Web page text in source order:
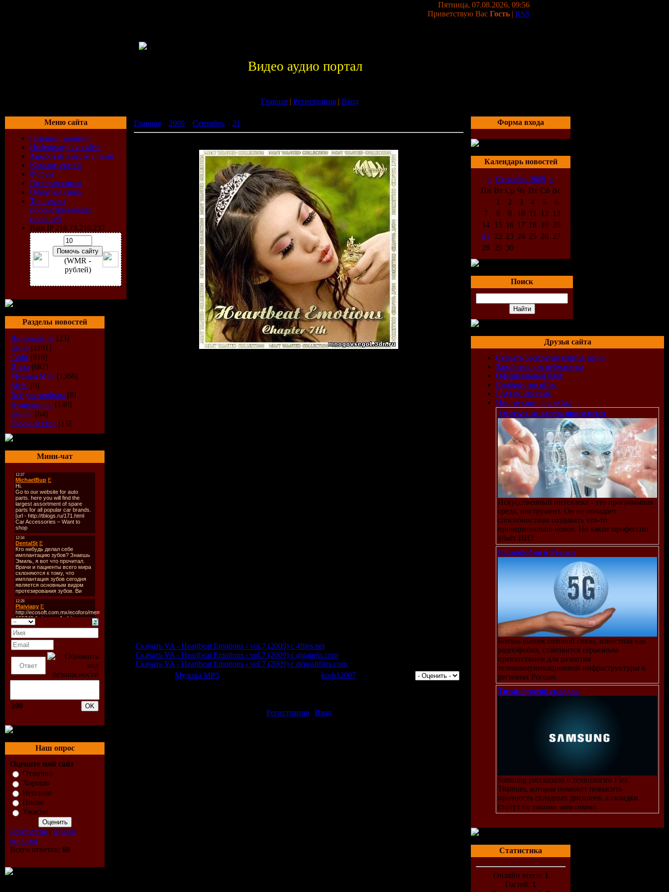
Пятница, 07.08.2026, 09:56
Приветствую Вас Гость | RSS
Видео аудио портал
Главная| Регистрация| Вход
Меню сайта
Главная страница
Информация о сайте
Заработай вместе с нами
Каталог статей
Форум
Гостевая книга
Обратная связь
Топ самых
просматриваемых
новостей
Ваш IP 216.73.216.237
(WMR -
рублей)
Разделы новостей
Видеоклипы [23]
Кино [1101]
Софт [810]
Игры [687]
Музыка МР3 [1366]
Metal [0]
Всё для мобилы [8]
Аудиокниги [140]
Книги [64]
Рабочий стол [15]
Мини-чат
200
Наш опрос
Оцените мой сайт
Отлично
Хорошо
Неплохо
Плохо
Ужасно
Результаты | Архив
опросов
Всего ответов: 68
Главная 2009 Сентябрь 21
Скачать VA - Heartbeat Emotions - vol.7 (2009) с 4files.net
Скачать VA - Heartbeat Emotions - vol.7 (2009) с gigapeta.com
Скачать VA - Heartbeat Emotions - vol.7 (2009) с depositfiles.com
Музыка МР3 kosh12007
Регистрация| Вход]
Форма входа
Календарь новостей
« Сентябрь 2009 »
Пн Вт Ср Чт Пт Сб Вс
1
2 3 4 5
6
7
8 9 10 11 12
13
14
15 16 17 18 19 20
21
22 23 24 25 26 27
28 29 30
Поиск
Друзья сайта
Скачать бесплатно клипы, кино
Заработок для вебмастера
Официальный блог
Сообщество uCoz
FAQ по системе
Инструкции для uCoz
Учиться не всегда пригодится
Искусственный интеллект - это программная
среда, инструмент. Он не обладает
способностями создавать что-то
принципиально новое. Но какие профессии
убьёт ИИ?
Радиофобия в России
Боязнь вышек сотовой связи, известная как
радиофобия, становится серьезным
препятствием для развития
телекоммуникационной инфраструктуры в
регионах России.
Титан против складок
Samsung рассказала о технологии Flex
Titanium, которая поможет повысить
прочность складных дисплеев, а складки
станут не такими заметными.
Статистика
Онлайн всего: 1
Гостей: 1